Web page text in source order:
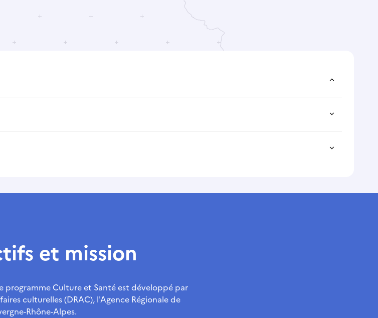
et mission
programme Culture et Santé est développé par
culturelles (DRAC), l'Agence Régionale de
Rhône-Alpes.